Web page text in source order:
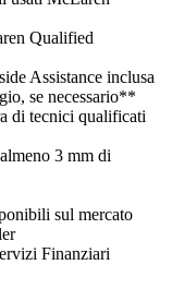
Qualified
Assistance inclusa
se necessario**
di tecnici qualificati
3 mm di
sul mercato
Finanziari